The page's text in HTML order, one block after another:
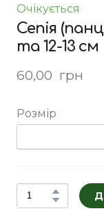
Очікується
Сепія
та 12-13 см
60,00  грн
Розмір